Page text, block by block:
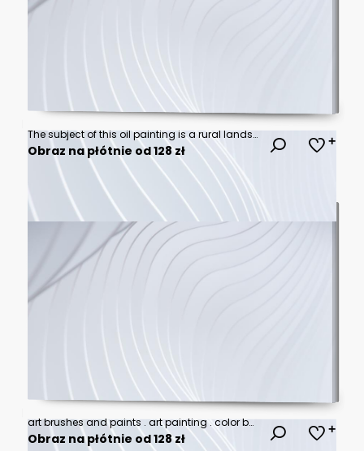
The subject of this oil painting is a rural landscape depicting a colorful flower field with a winding path
Obraz na płótnie od 128 zł
art brushes and paints . art painting . color background
Obraz na płótnie od 128 zł